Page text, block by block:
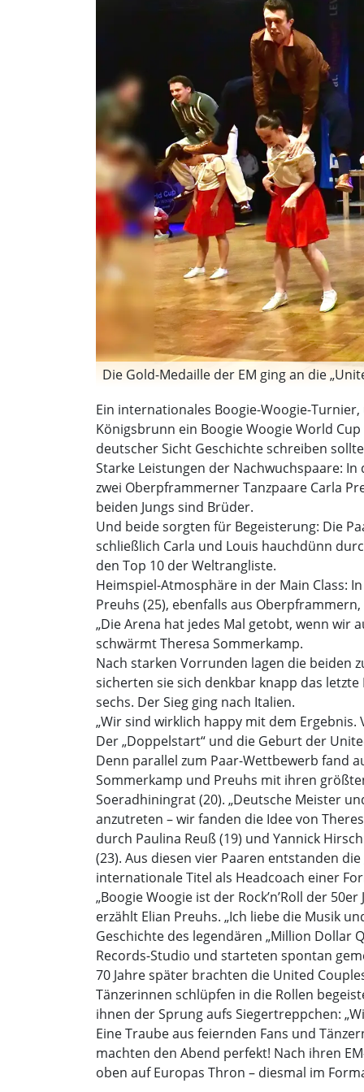
Die Gold-Medaille der EM ging an die
Ein internationales Boogie-Woogie-
Königsbrunn ein Boogie Woogie World
deutscher Sicht Geschichte schreiben
Starke Leistungen der Nachwuchspaare: In
zwei Oberpframmerner Tanzpaare Carla
beiden Jungs sind Brüder.
Und beide sorgten für Begeisterung: Die
schließlich Carla und Louis hauchdünn
den Top 10 der Weltrangliste.
Heimspiel-Atmosphäre in der Main Class:
Preuhs (25), ebenfalls aus
„Die Arena hat jedes Mal getobt, wenn wir
schwärmt Theresa Sommerkamp.
Nach starken Vorrunden lagen die beiden
sicherten sie sich denkbar knapp das
sechs. Der Sieg ging nach Italien.
„Wir sind wirklich happy mit dem
Der „Doppelstart“ und die Geburt der
Denn parallel zum Paar-Wettbewerb fand
Sommerkamp und Preuhs mit ihren
Soeradhiningrat (20). „Deutsche Meister
anzutreten – wir fanden die Idee von
durch Paulina Reuß (19) und Yannick
(23). Aus diesen vier Paaren entstanden
internationale Titel als Headcoach einer
„Boogie Woogie ist der Rock’n’Roll der
erzählt Elian Preuhs. „Ich liebe die Musik
Geschichte des legendären „Million Dollar
Records-Studio und starteten spontan
70 Jahre später brachten die United
Tänzerinnen schlüpfen in die Rollen
ihnen der Sprung aufs Siegertreppchen:
Eine Traube aus feiernden Fans und
machten den Abend perfekt! Nach ihren
oben auf Europas Thron – diesmal im